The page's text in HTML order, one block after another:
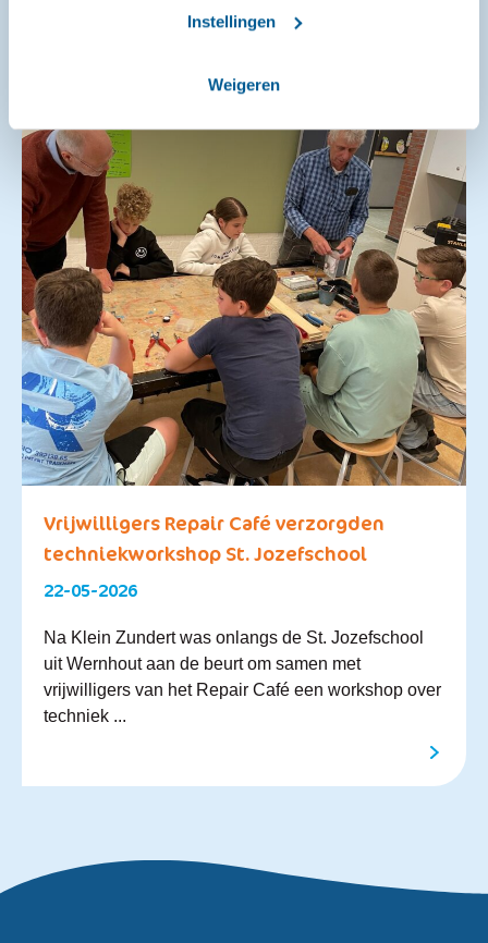
Instellingen
Weigeren
Vrijwilligers Repair Café verzorgden
techniekworkshop St. Jozefschool
22-05-2026
Na Klein Zundert was onlangs de St. Jozefschool
uit Wernhout aan de beurt om samen met
vrijwilligers van het Repair Café een workshop over
techniek ...